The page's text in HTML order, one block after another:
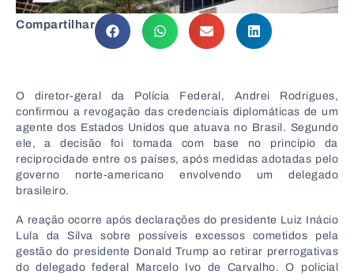
Compartilhar
O diretor-geral da Polícia Federal, Andrei Rodrigues,
confirmou a revogação das credenciais diplomáticas de um
agente dos Estados Unidos que atuava no Brasil. Segundo
ele, a decisão foi tomada com base no princípio da
reciprocidade entre os países, após medidas adotadas pelo
governo norte-americano envolvendo um delegado
brasileiro.
A reação ocorre após declarações do presidente Luiz Inácio
Lula da Silva sobre possíveis excessos cometidos pela
gestão do presidente Donald Trump ao retirar prerrogativas
do delegado federal Marcelo Ivo de Carvalho. O policial